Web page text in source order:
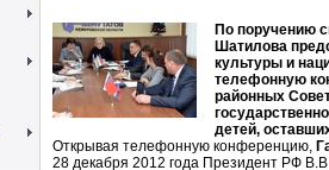
По поручению
Шатилова
культуры и
телефонную
районных
детей,
Открывая телефонную конференцию,
28 декабря 2012 года Президент РФ